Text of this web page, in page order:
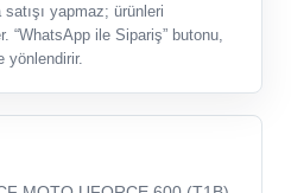
yapmaz; ürünleri
“WhatsApp ile Sipariş” butonu,
yönlendirir.